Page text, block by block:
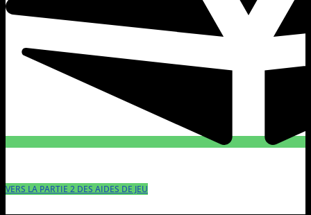
VERS LA PARTIE 2 DES AIDES DE JEU